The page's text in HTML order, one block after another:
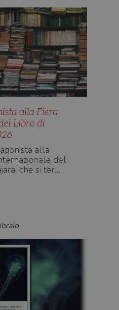
alla Fiera
Libro di
alla
del
che si ter…